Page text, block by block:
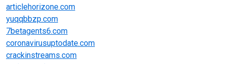
articlehorizone.com
yuqqbbzp.com
7betagents6.com
coronavirusuptodate.com
crackinstreams.com